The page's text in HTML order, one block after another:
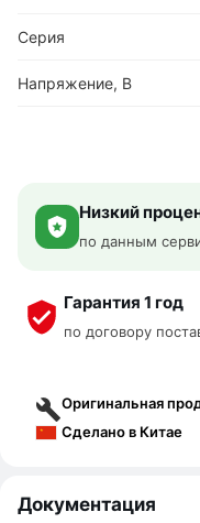
Серия
Напряжение, В
Низкий
по данным
Гарантия 1 год
по договору
Оригинальная
Сделано в Китае
Документация